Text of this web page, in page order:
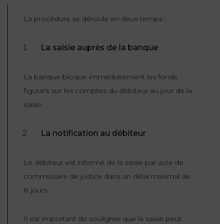
DE
L’URBANISME
La procédure se déroule en deux temps :
La saisie auprès de la banque
La banque bloque immédiatement les fonds
figurant sur les comptes du débiteur au jour de la
saisie.
La notification au débiteur
Le débiteur est informé de la saisie par acte de
commissaire de justice dans un délai maximal de
8 jours.
Il est important de souligner que la saisie peut